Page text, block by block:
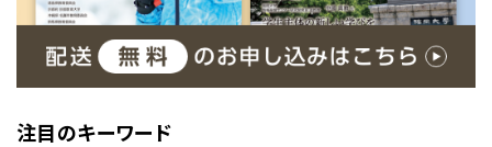
注目のキーワード